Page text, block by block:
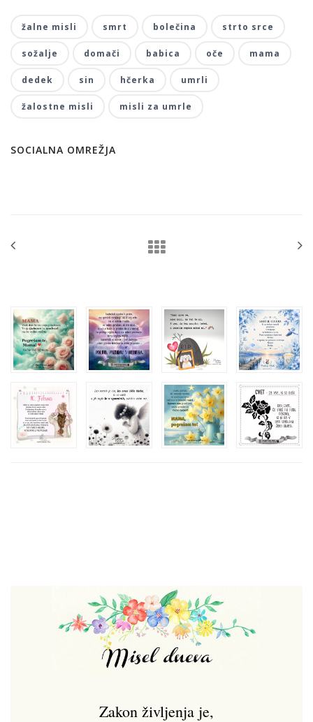
žalne misli smrt bolečina strto srce
sožalje domači babica oče mama
dedek sin hčerka umrli
žalostne misli misli za umrle
SOCIALNA OMREŽJA
Zakon življenja je,